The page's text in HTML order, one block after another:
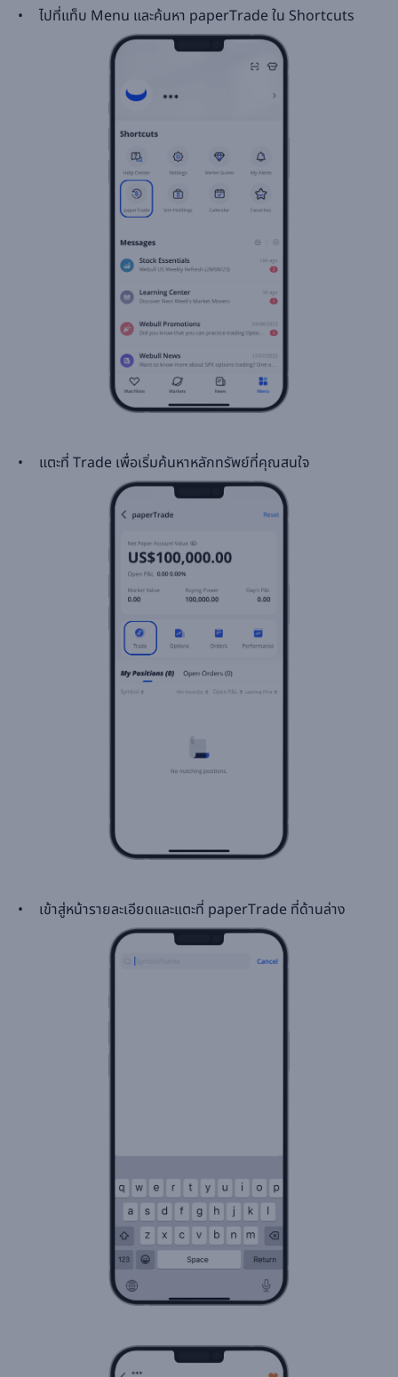
ไปที่แท็บ Menu และค้นหา paperTrade ใน Shortcuts
แตะที่ Trade เพื่อเริ่มค้นหาหลักทรัพย์ที่คุณสนใจ
เข้าสู่หน้ารายละเอียดและแตะที่ paperTrade ที่ด้านล่าง